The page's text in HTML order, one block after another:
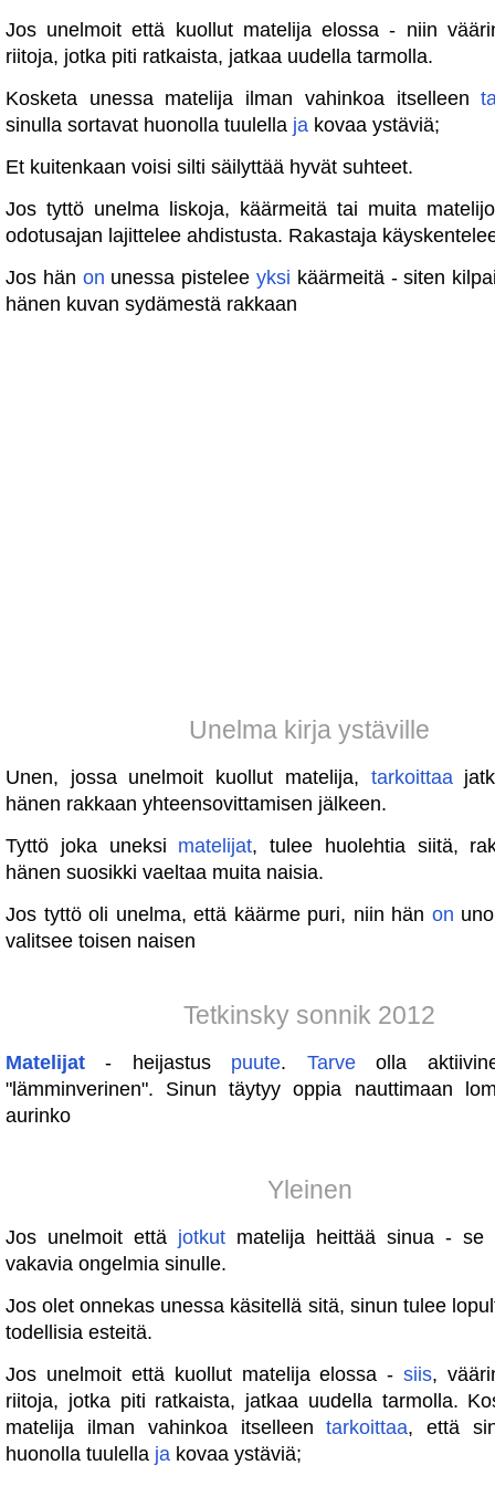
Jos unelmoit että kuollut matelija elossa - niin
riitoja, jotka piti ratkaista, jatkaa uudella tarmolla.
Kosketa unessa matelija ilman vahinkoa itselleen
sinulla sortavat huonolla tuulella ja kovaa ystäviä;
Et kuitenkaan voisi silti säilyttää hyvät suhteet.
Jos tyttö unelma liskoja, käärmeitä tai muita
odotusajan lajittelee ahdistusta. Rakastaja
Jos hän on unessa pisteleeyksi käärmeitä - siten
hänen kuvan sydämestä rakkaan
Unelma kirja ystäville
Unen, jossa unelmoit kuollut matelija, tarkoittaa
hänen rakkaan yhteensovittamisen jälkeen.
Tyttö joka uneksi matelijat, tulee huolehtia siitä,
hänen suosikki vaeltaa muita naisia.
Jos tyttö oli unelma, että käärme puri, niin hän on
valitsee toisen naisen
Tetkinsky sonnik 2012
Matelijat - heijastus puute. Tarveolla
"lämminverinen". Sinun täytyy oppia nauttimaan
aurinko
Yleinen
Jos unelmoit että jotkut matelija heittää sinua - se
vakavia ongelmia sinulle.
Jos olet onnekas unessa käsitellä sitä, sinun tulee
todellisia esteitä.
Jos unelmoit että kuollut matelija elossa -siis,
riitoja, jotka piti ratkaista, jatkaa uudella tarmolla.
matelija ilman vahinkoa itselleentarkoittaa, että
huonolla tuulella ja kovaa ystäviä;